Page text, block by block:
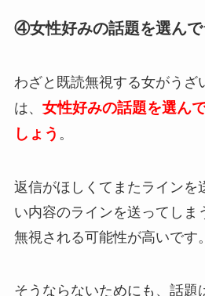
④女性好みの話題を選んで
わざと既読無視する女がうざ
は、 女性好みの話題を選ん
しょう 。
返信がほしくてまたラインを
い内容のラインを送ってしま
無視される可能性が高いです。
そうならないためにも、話題